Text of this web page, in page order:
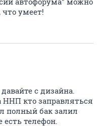
умеет!
с дизайна.
ННП кто заправляться
полный бак залил
есть телефон.